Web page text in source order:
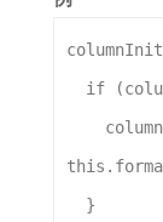
columnInit
if (
column
this .
  }